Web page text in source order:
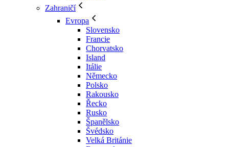
Zahraničí
Evropa
Slovensko
Francie
Chorvatsko
Island
Itálie
Německo
Polsko
Rakousko
Řecko
Rusko
Španělsko
Švédsko
Velká Británie